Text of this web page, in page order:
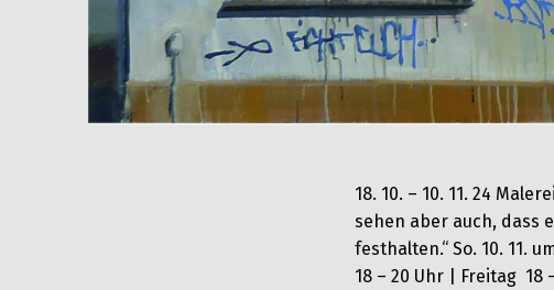
18. 10. – 10. 11. 24
sehen aber auch, dass
festhalten.“ So. 10. 11.
18 – 20 Uhr | Freitag 18